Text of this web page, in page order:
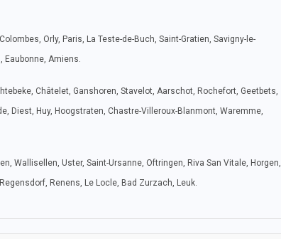
Orly, Paris, La Teste-de-Buch, Saint-Gratien, Savigny-le-
Eaubonne, Amiens.
Châtelet, Ganshoren, Stavelot, Aarschot, Rochefort, Geetbets,
Diest, Huy, Hoogstraten, Chastre-Villeroux-Blanmont, Waremme,
Wallisellen, Uster, Saint-Ursanne, Oftringen, Riva San Vitale, Horgen,
Renens, Le Locle, Bad Zurzach, Leuk.